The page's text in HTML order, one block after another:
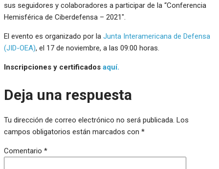
sus seguidores y colaboradores a participar de la “Conferencia
Hemisférica de Ciberdefensa – 2021″.
El evento es organizado por la Junta Interamericana de Defensa
(JID-OEA), el 17 de noviembre, a las 09:00 horas.
Inscripciones y certificados aquí.
Deja una respuesta
Tu dirección de correo electrónico no será publicada. Los
campos obligatorios están marcados con *
Comentario *